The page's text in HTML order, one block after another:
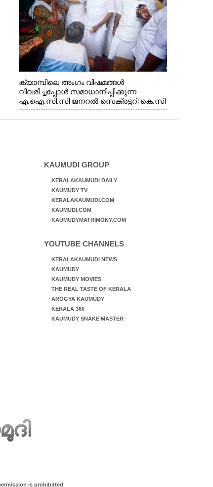
എക്സൈസ് വകുപ്പ് മന്ത്രി എം. ലിജു,
കൃഷിവകുപ്പ് മന്ത്രി ടി. സിദ്ദിഖ്, റെജി
ചെറിയാൻ എം. എൽ. എ എന്നിവർ സമീപം
ക്യാമ്പിലെ അംഗം വിഷമങ്ങൾ
വിവരിച്ചപ്പോൾ സമാധാനിപ്പിക്കുന്ന
എ.ഐ.സി.സി ജനറൽ സെക്രട്ടറി കെ.സി
വേണുഗോപാൽ എം.പി. സഹകരണ-
എക്സൈസ് വകുപ്പ് മന്ത്രി എം. ലിജു,
KAUMUDI GROUP
KERALAKAUMUDI DAILY
KAUMUDY TV
KERALAKAUMUDI.COM
KAUMUDI.COM
KAUMUDYMATRIMONY.COM
YOUTUBE CHANNELS
KERALAKAUMUDI NEWS
KAUMUDY
KAUMUDY MOVIES
THE REAL TASTE OF KERALA
AROGYA KAUMUDY
KERALA 360
KAUMUDY SNAKE MASTER
is prohibitted